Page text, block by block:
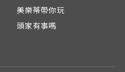
美樂蒂帶你玩
頭家有事嗎